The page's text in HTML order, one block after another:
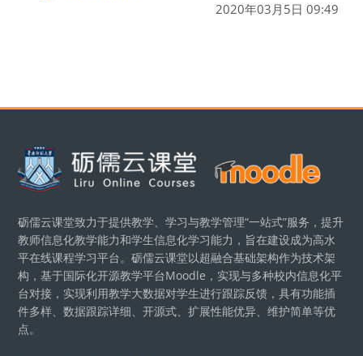
2020年03月5日 09:49
版块
砺儒云课堂致力于提供教学、学习与教学管理“一站式”服务，提升
教师信息化教学能力和学生信息化学习能力，旨在建设成为高水
平在线课程学习平台。砺儒云课堂以超融合基础架构作为技术架
构，基于国际化开源教学平台Moodle，实现与多种校内信息化平
台对接，实现利用教学大数据对学生进行跟踪反馈，具有功能插
件多样、数据跟踪详细、开源式、扩展性能优异、维护简单等优
点。